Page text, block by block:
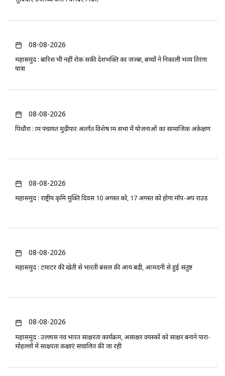
08-08-2026
महासमुंद : बारिश भी नहीं रोक सकी देशभक्ति का जज्बा, बच्चों ने निकाली भव्य तिरंगा
यात्रा
08-08-2026
पिथौरा : ग्राम पंचायत मुढ़ीपार अंतर्गत विशेष ग्राम सभा में योजनाओं का सामाजिक अंकेक्षण
08-08-2026
महासमुंद : राष्ट्रीय कृमि मुक्ति दिवस 10 अगस्त को, 17 अगस्त को होगा मॉप-अप राउंड
08-08-2026
महासमुंद : टमाटर की खेती से भारती बंसल की आय बढ़ी, आमदनी से हुई संतुष्ट
08-08-2026
महासमुंद : उल्लास नव भारत साक्षरता कार्यक्रम, असाक्षर वयस्कों को साक्षर बनाने पारा-
मोहल्लों में साक्षरता कक्षाएं संचालित की जा रही